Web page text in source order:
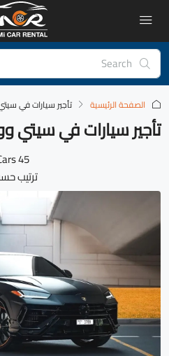
الصفحة الرئيسية تأجير سيارات في
تأجير سيارات في سيتي
45 Cars
ترتيب